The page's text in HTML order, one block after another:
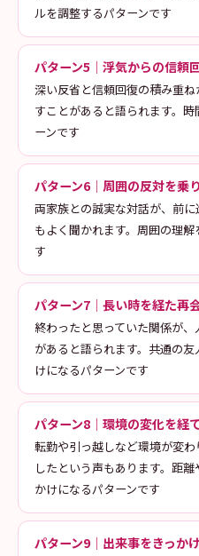
ルを調整するパターンです
パターン5｜浮気からの信頼
深い反省と信頼回復の積み重
すことがあると語られます。
ーンです
パターン6｜周囲の反対を乗
両家族との誠実な対話が、前
もよく聞かれます。周囲の理
す
パターン7｜長い時を経た再
終わったと思っていた関係が
があると語られます。共通の
けになるパターンです
パターン8｜環境の変化を経
転勤や引っ越しなど環境が変
したという声もあります。距
かけになるパターンです
パターン9｜出来事をきっか